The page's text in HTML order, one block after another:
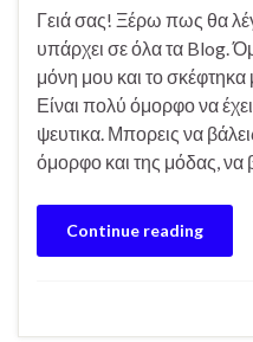
Γειά σας! Ξέρω πως θα
υπάρχει σε όλα τα Blog.
μόνη μου και το
Είναι πολύ όμορφο να
ψευτικα. Μπορεις να
όμορφο και της μόδας, να
Continue reading